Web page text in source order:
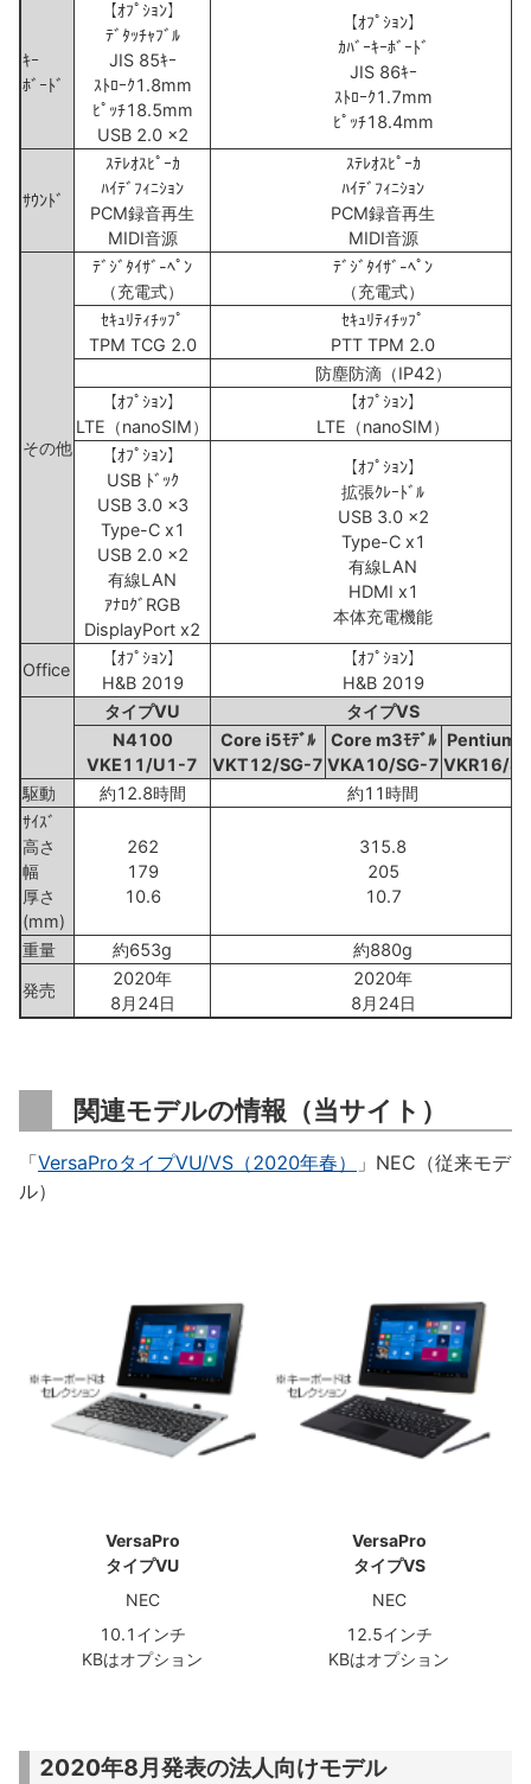
ｷｰ
ﾎﾞｰﾄﾞ
【ｵﾌﾟｼｮﾝ】
ﾃﾞﾀｯﾁｬﾌﾞﾙ
JIS 85ｷｰ
ｽﾄﾛｰｸ1.8mm
ﾋﾟｯﾁ18.5mm
USB 2.0 x2
【ｵﾌﾟｼｮﾝ】
ｶﾊﾞｰｷｰﾎﾞｰﾄﾞ
JIS 86ｷｰ
ｽﾄﾛｰｸ1.7mm
ﾋﾟｯﾁ18.4mm
ｻｳﾝﾄﾞ
ｽﾃﾚｵｽﾋﾟｰｶ
ﾊｲﾃﾞﾌｨﾆｼｮﾝ
PCM録音再生
MIDI音源
ｽﾃﾚｵｽﾋﾟｰｶ
ﾊｲﾃﾞﾌｨﾆｼｮﾝ
PCM録音再生
MIDI音源
その他
ﾃﾞｼﾞﾀｲｻﾞ-ﾍﾟﾝ
（充電式）
ﾃﾞｼﾞﾀｲｻﾞ-ﾍﾟﾝ
（充電式）
ｾｷｭﾘﾃｨﾁｯﾌﾟ
TPM TCG 2.0
ｾｷｭﾘﾃｨﾁｯﾌﾟ
PTT TPM 2.0
防塵防滴（IP42）
【ｵﾌﾟｼｮﾝ】
LTE（nanoSIM）
【ｵﾌﾟｼｮﾝ】
LTE（nanoSIM）
【ｵﾌﾟｼｮﾝ】
USB ﾄﾞｯｸ
USB 3.0 x3
Type-C x1
USB 2.0 x2
有線LAN
ｱﾅﾛｸﾞRGB
DisplayPort x2
【ｵﾌﾟｼｮﾝ】
拡張ｸﾚｰﾄﾞﾙ
USB 3.0 x2
Type-C x1
有線LAN
HDMI x1
本体充電機能
Office
【ｵﾌﾟｼｮﾝ】
H&B 2019
【ｵﾌﾟｼｮﾝ】
H&B 2019
タイプVU
タイプVS
N4100
VKE11/U1-7
Core i5ﾓﾃﾞﾙ
VKT12/SG-7
Core m3ﾓﾃﾞﾙ
VKA10/SG-7
Pentiumﾓ
VKR16/
駆動
約12.8時間
約11時間
ｻｲｽﾞ
高さ
幅
厚さ
(mm)
262
179
10.6
315.8
205
10.7
重量 約653g
約880g
発売
2020年
8月24日
2020年
8月24日
関連モデルの情報（当サイト）
「VersaProタイプVU/VS（2020年春）
」NEC（従来モデ
ル）
VersaPro
タイプVU
NEC
10.1インチ
KBはオプション
VersaPro
タイプVS
NEC
12.5インチ
KBはオプション
2020年8月発表の法人向けモデル